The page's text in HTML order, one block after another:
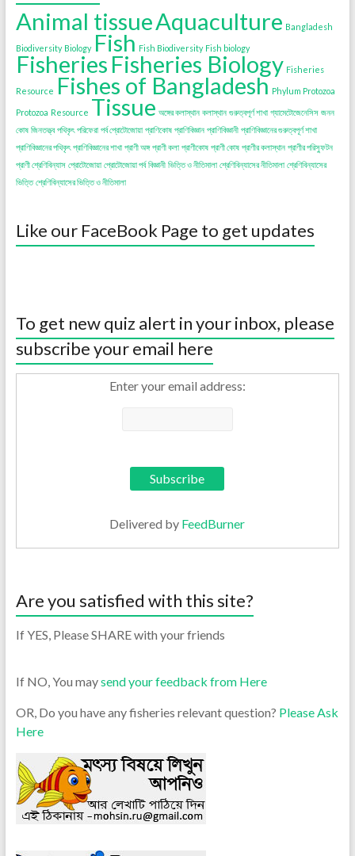
Animal tissueAquaculture Bangladesh
Biodiversity Biology Fish Fish Biodiversity Fish biology
Fisheries Fisheries Biology Fisheries
Resource Fishes of Bangladesh Phylum Protozoa
Protozoa Resource Tissue অঙ্গের কলাস্থান কলাস্থান গুরুত্বপূর্ণ শাখা গ্যামেটোজেনেসিস জনন
কোষ জিনতত্ত্ব পথিকৃৎ পরিফেরা পর্ব প্রোটোজোয়া প্রাণিকোষ প্রাণিবিজ্ঞান প্রাণিবিজ্ঞানী প্রাণিবিজ্ঞানের গুরুত্বপূর্ণ শাখা
প্রাণিবিজ্ঞানের পথিকৃৎ প্রাণিবিজ্ঞানের শাখা প্রাণী অঙ্গ প্রাণী কলা প্রাণীকোষ প্রাণী কোষ প্রাণীর কলাস্থান প্রাণীর পরিস্ফুটন
প্রাণী শ্রেণিবিন্যাস প্রোটোজোয়া প্রোটোজোয়া পর্ব বিজ্ঞানী ভিত্তি ও নীতিমালা শ্রেণিবিন্যাসের নীতিমালা শ্রেণিবিন্যাসের
ভিত্তি শ্রেণিবিন্যাসের ভিত্তি ও নীতিমালা
Like our FaceBook Page to get updates
To get new quiz alert in your inbox, please
subscribe your email here
Enter your email address:
Delivered by FeedBurner
Are you satisfied with this site?
If YES, Please SHARE with your friends
If NO, You maysend your feedback from Here
OR, Do you have any fisheries relevant question? Please Ask
Here